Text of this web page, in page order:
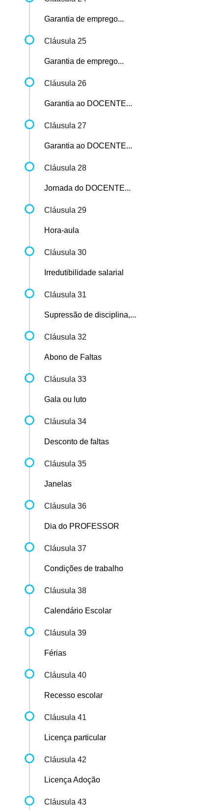
Garantia de emprego...
Cláusula 25
Garantia de emprego...
Cláusula 26
Garantia ao DOCENTE...
Cláusula 27
Garantia ao DOCENTE...
Cláusula 28
Jornada do DOCENTE...
Cláusula 29
Hora-aula
Cláusula 30
Irredutibilidade salarial
Cláusula 31
Supressão de disciplina,...
Cláusula 32
Abono de Faltas
Cláusula 33
Gala ou luto
Cláusula 34
Desconto de faltas
Cláusula 35
Janelas
Cláusula 36
Dia do PROFESSOR
Cláusula 37
Condições de trabalho
Cláusula 38
Calendário Escolar
Cláusula 39
Férias
Cláusula 40
Recesso escolar
Cláusula 41
Licença particular
Cláusula 42
Licença Adoção
Cláusula 43